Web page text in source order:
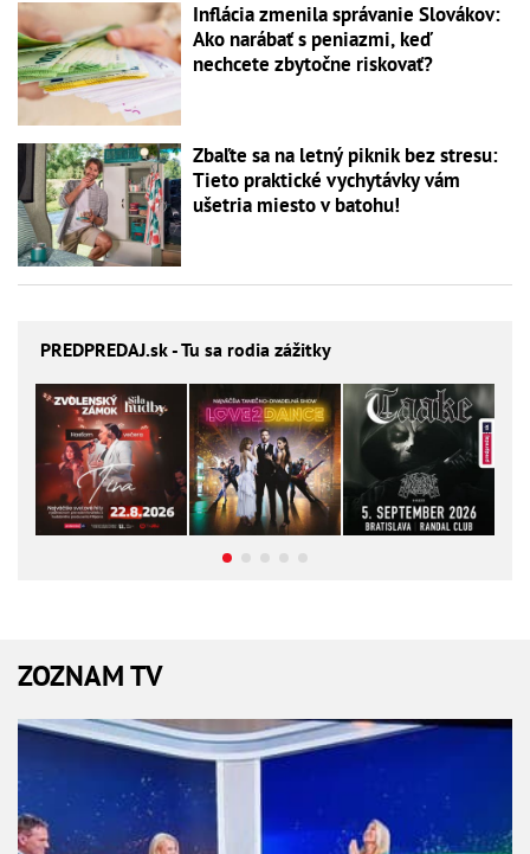
Inflácia zmenila správanie Slovákov:
Ako narábať s peniazmi, keď
nechcete zbytočne riskovať?
Zbaľte sa na letný piknik bez stresu:
Tieto praktické vychytávky vám
ušetria miesto v batohu!
PREDPREDAJ.sk - Tu sa rodia zážitky
ZOZNAM TV